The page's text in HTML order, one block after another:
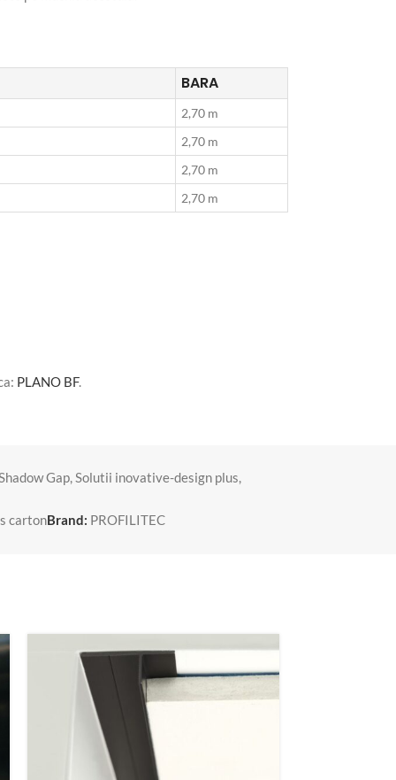
BARA
2,70 m
2,70 m
2,70 m
2,70 m
PLANO BF.
Gap,Solutii inovative-design plus,
cartonBrand: PROFILITEC